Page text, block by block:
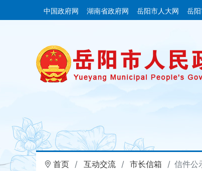
中国政府网 湖南省政府网 岳阳市人大网 岳
首页 互动交流 市长信箱 信件公